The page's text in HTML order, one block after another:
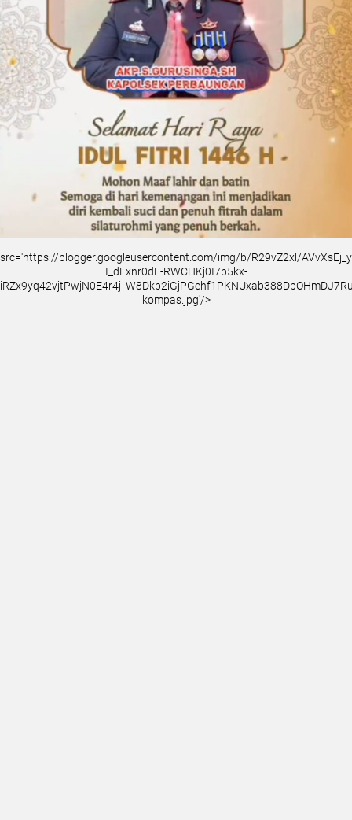
src='https://blogger.googleusercontent.com/img/b/R29vZ2xl/
I_dExnr0dE-RWCHKj0I7b5kx-
kompas.jpg'/>